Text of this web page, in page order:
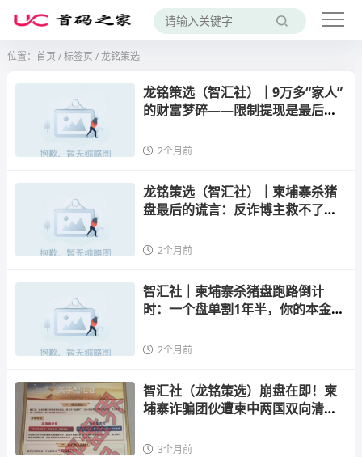
位置： 首页 /标签页 / 龙铭策选
龙铭策选（智汇社）｜9万多“家人”
的财富梦碎——限制提现是最后一
2个月前
龙铭策选（智汇社）｜柬埔寨杀猪
盘最后的谎言：反诈博主救不了
2个月前
智汇社｜柬埔寨杀猪盘跑路倒计
时：一个盘单割1年半，你的本金早
2个月前
智汇社（龙铭策选）崩盘在即！柬
埔寨诈骗团伙遭柬中两国双向清
不跑？
3个月前